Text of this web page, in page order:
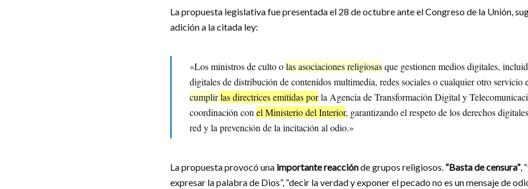
La propuesta legislativa fue presentada el 28 de octubre ante el Congreso de la Unión,
adición a la citada ley:
«Los ministros de culto olas asociaciones religiosasque gestionen medios digitales,
digitales de distribución de contenidos multimedia, redes sociales o cualquier otro servicio
cumplirlas directrices emitidas porla Agencia de Transformación Digital y
coordinación con el Ministerio del Interior, garantizando el respeto de los derechos
red y la prevención de la incitación al odio.»
La propuesta provocó una importante reacciónde grupos religiosos. “Basta de censura”,
expresar la palabra de Dios”, “decir la verdad y exponer el pecado no es un mensaje de